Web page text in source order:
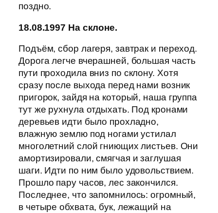
поздно.
18.08.1997 На склоне.
Подъём, сбор лагеря, завтрак и переход.
Дорога легче вчерашней, большая часть
пути проходила вниз по склону. Хотя
сразу после выхода перед нами возник
пригорок, зайдя на который, наша группа
тут же рухнула отдыхать. Под кронами
деревьев идти было прохладно,
влажную землю под ногами устилал
многолетний слой гниющих листьев. Они
амортизировали, смягчая и заглушая
шаги. Идти по ним было удовольствием.
Прошло пару часов, лес закончился.
Последнее, что запомнилось: огромный,
в четыре обхвата, бук, лежащий на